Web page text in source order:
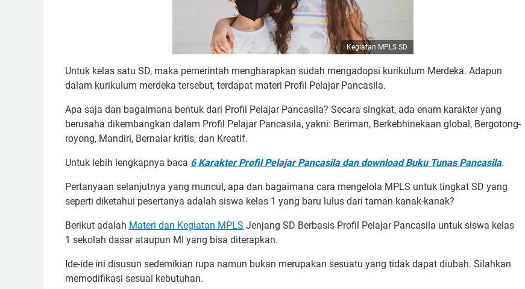
Kegiatan MPLS SD
Untuk kelas satu SD, maka pemerintah mengharapkan sudah mengadopsi kurikulum Merdeka. Adapun
dalam kurikulum merdeka tersebut, terdapat materi Profil Pelajar Pancasila.
Apa saja dan bagaimana bentuk dari Profil Pelajar Pancasila? Secara singkat, ada enam karakter yang
berusaha dikembangkan dalam Profil Pelajar Pancasila, yakni: Beriman, Berkebhinekaan global, Bergotong-
royong, Mandiri, Bernalar kritis, dan Kreatif.
Untuk lebih lengkapnya baca 6 Karakter Profil Pelajar Pancasila dan download Buku Tunas Pancasila.
Pertanyaan selanjutnya yang muncul, apa dan bagaimana cara mengelola MPLS untuk tingkat SD yang
seperti diketahui pesertanya adalah siswa kelas 1 yang baru lulus dari taman kanak-kanak?
Berikut adalah Materi dan Kegiatan MPLS Jenjang SD Berbasis Profil Pelajar Pancasila untuk siswa kelas
1 sekolah dasar ataupun MI yang bisa diterapkan.
Ide-ide ini disusun sedemikian rupa namun bukan merupakan sesuatu yang tidak dapat diubah. Silahkan
memodifikasi sesuai kebutuhan.